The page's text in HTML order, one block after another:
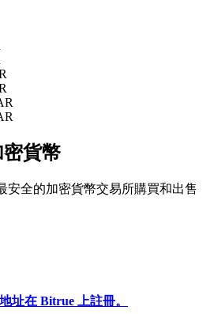
分傭
數據分析
貨幣
安全的加密貨幣交易所購買和出售
址在 Bitrue 上註冊。